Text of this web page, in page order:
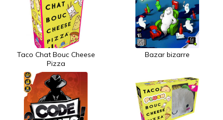
Taco Chat Bouc Cheese
Pizza
Bazar bizarre